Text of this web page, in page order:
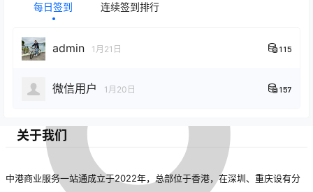
每日签到 连续签到排行
admin 1月21日 115
微信用户 1月20日 157
关于我们
中港商业服务一站通成立于2022年，总部位于香港，在深圳、重庆设有分